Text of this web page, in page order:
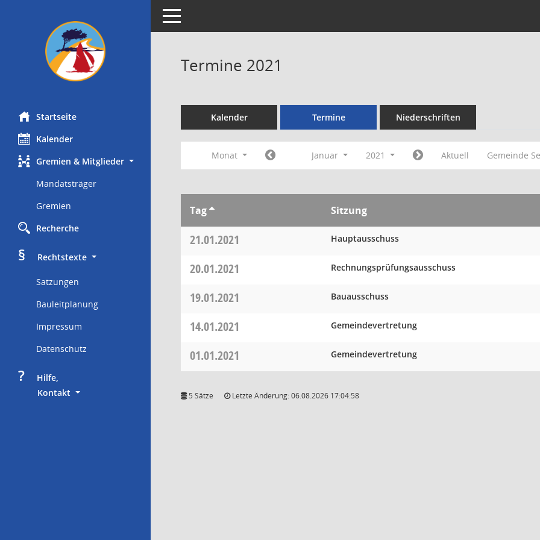
Startseite
Kalender
Gremien & Mitglieder
Mandatsträger
Gremien
Recherche
§
     Rechtstexte
Satzungen
Bauleitplanung
Impressum
Datenschutz
?
     Hilfe,
Kontakt
Toggle navigation
Termine 2021
Kalender Termine Niederschriften
Monat Januar 2021 Aktuell Gemeinde
Tag Sitzung
21.01.2021 Hauptausschuss
20.01.2021 Rechnungsprüfungsausschuss
19.01.2021 Bauausschuss
14.01.2021 Gemeindevertretung
01.01.2021 Gemeindevertretung
5 Sätze Letzte Änderung: 06.08.2026 17:04:58